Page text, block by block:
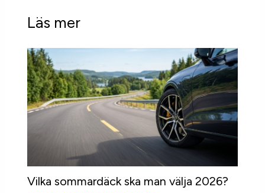
Läs mer
Vilka sommardäck ska man välja 2026?